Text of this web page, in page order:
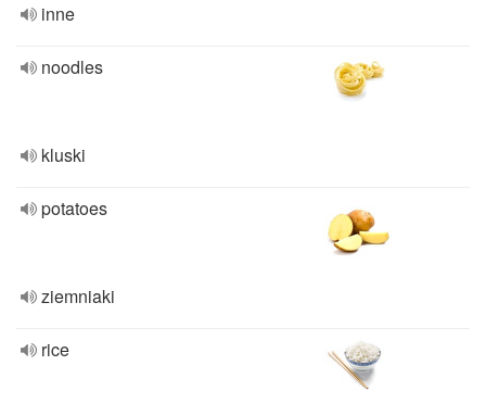
inne
noodles
kluski
potatoes
ziemniaki
rice